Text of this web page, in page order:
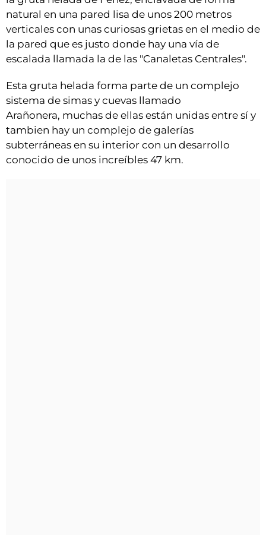
natural en una pared lisa de unos 200 metros
verticales con unas curiosas grietas en el medio de
la pared que es justo donde hay una vía de
escalada llamada la de las "Canaletas Centrales".
Esta gruta helada forma parte de un complejo
sistema de simas y cuevas llamado
Arañonera, muchas de ellas están unidas entre sí y
tambien hay un complejo de galerías
subterráneas en su interior con un desarrollo
conocido de unos increíbles 47 km.